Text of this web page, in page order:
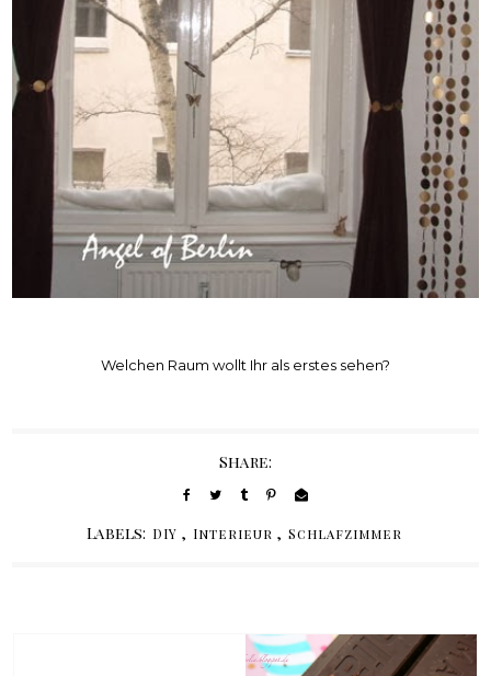
Welchen Raum wollt Ihr als erstes sehen?
Share:
Labels: DIY , Interieur , Schlafzimmer